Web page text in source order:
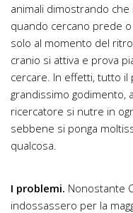
animali dimostrando che
quando cercano prede
solo al momento del
cranio si attiva e prova
cercare. In effetti, tutto
grandissimo godimento,
ricercatore si nutre in
sebbene si ponga
qualcosa.
I problemi. Nonostante
indossassero per la